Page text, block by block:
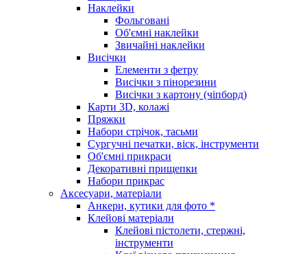
Наклейки
Фольговані
Об'ємні наклейки
Звичайні наклейки
Висічки
Елементи з фетру
Висічки з пінорезини
Висічки з картону (чіпборд)
Карти 3D, колажі
Пряжки
Набори стрічок, тасьми
Сургучні печатки, віск, інструменти
Об'ємні прикраси
Декоративні прищепки
Набори прикрас
Аксесуари, матеріали
Анкери, кутики для фото *
Клейові матеріали
Клейові пістолети, стержні,
інструменти